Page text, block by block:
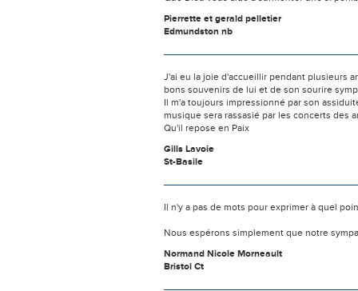
Pierrette et gerald pelletier
Edmundston nb
J'ai eu la joie d'accueillir pendant plusieurs
bons souvenirs de lui et de son sourire
Il m'a toujours impressionné par son
musique sera rassasié par les concerts des
Qu'il repose en Paix
Gills Lavoie
St-Basile
Il n'y a pas de mots pour exprimer à quel
Nous espérons simplement que notre
Normand Nicole Morneault
Bristol Ct